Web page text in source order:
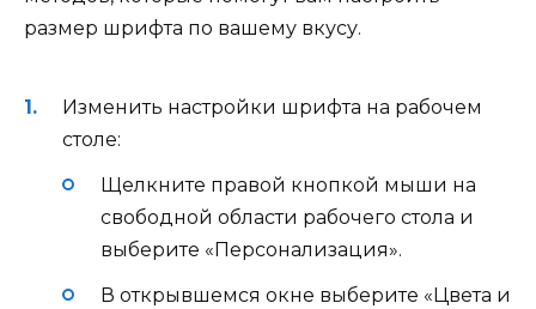
размер шрифта по вашему вкусу.
Изменить настройки шрифта на рабочем
столе:
Щелкните правой кнопкой мыши на
свободной области рабочего стола и
выберите «Персонализация».
В открывшемся окне выберите «Цвета и